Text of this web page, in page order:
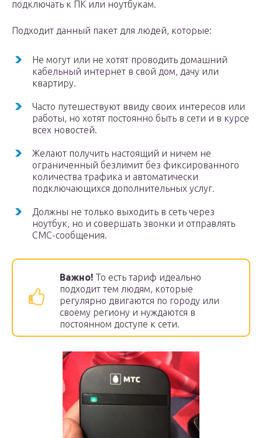
подключать к ПК или ноутбукам.
Подходит данный пакет для людей, которые:
Не могут или не хотят проводить домашний
кабельный интернет в свой дом, дачу или
квартиру.
Часто путешествуют ввиду своих интересов или
работы, но хотят постоянно быть в сети и в курсе
всех новостей.
Желают получить настоящий и ничем не
ограниченный безлимит без фиксированного
количества трафика и автоматически
подключающихся дополнительных услуг.
Должны не только выходить в сеть через
ноутбук, но и совершать звонки и отправлять
СМС-сообщения.
Важно! То есть тариф идеально
подходит тем людям, которые
регулярно двигаются по городу или
своему региону и нуждаются в
постоянном доступе к сети.